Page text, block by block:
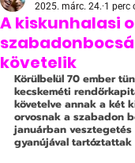
A kiskunhalasi
követelik
2025. márc. 24. 1 perc
Körülbelül 70 ember
kecskeméti
követelve annak a két
orvosnak a szabadon
januárban
gyanújával tartóztattak